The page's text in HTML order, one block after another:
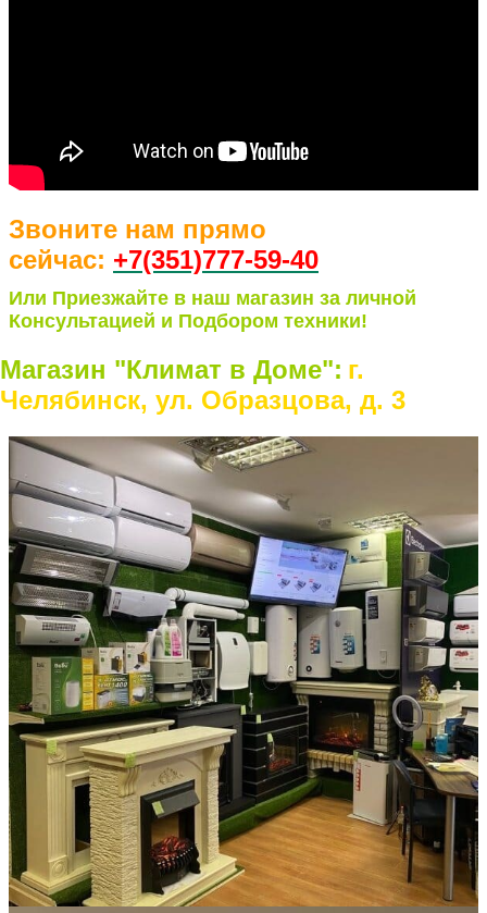
Звоните нам прямо
сейчас: +7(351)777-59-40
Или Приезжайте в наш магазин за личной
Консультацией и Подбором техники!
Магазин "Климат в Доме": г.
Челябинск, ул. Образцова, д. 3